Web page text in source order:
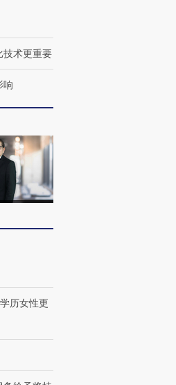
技术更重要
响
历女性更